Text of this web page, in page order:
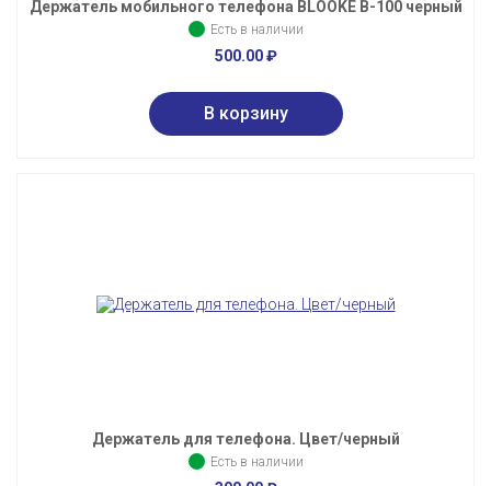
Держатель мобильного телефона BLOOKE B-100 черный
Есть в наличии
500.00₽
Держатель для телефона. Цвет/черный
Есть в наличии